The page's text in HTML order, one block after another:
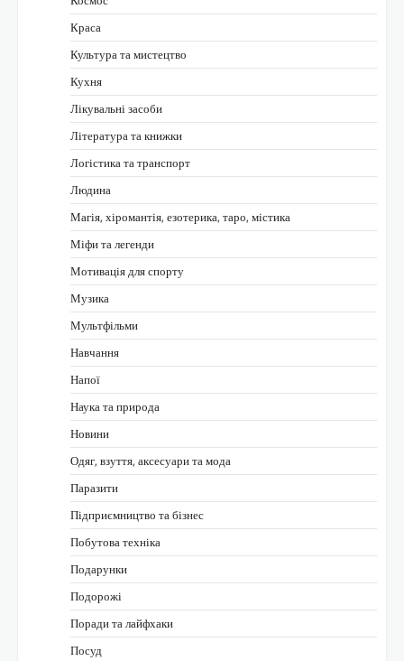
Краса
Культура та мистецтво
Кухня
Лікувальні засоби
Література та книжки
Логістика та транспорт
Людина
Магія, хіромантія, езотерика, таро, містика
Міфи та легенди
Мотивація для спорту
Музика
Мультфільми
Навчання
Напої
Наука та природа
Новини
Одяг, взуття, аксесуари та мода
Паразити
Підприємництво та бізнес
Побутова техніка
Подарунки
Подорожі
Поради та лайфхаки
Посуд